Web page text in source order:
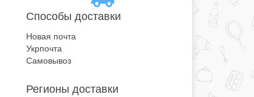
Способы доставки
Новая почта
Укрпочта
Самовывоз
Регионы доставки